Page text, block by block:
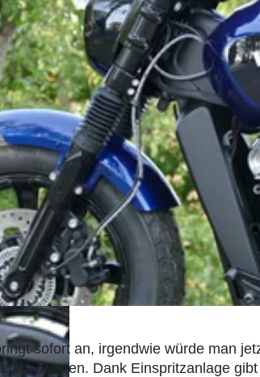
sofort an, irgendwie würde man
erwarten. Dank Einspritzanlage